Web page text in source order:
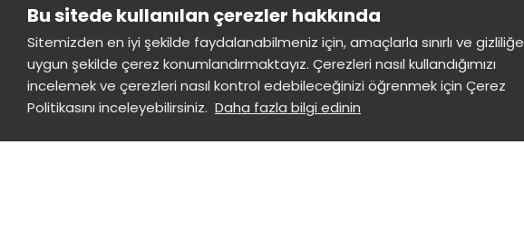
Bu sitede kullanılan çerezler hakkında
Sitemizden en iyi şekilde faydalanabilmeniz için, amaçlarla sınırlı ve gizliliğe
uygun şekilde çerez konumlandırmaktayız. Çerezleri nasıl kullandığımızı
incelemek ve çerezleri nasıl kontrol edebileceğinizi öğrenmek için Çerez
Politikasını inceleyebilirsiniz. Daha fazla bilgi edinin